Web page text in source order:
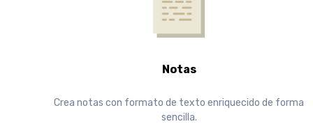
Notas
Crea notas con formato de texto enriquecido de forma
sencilla.